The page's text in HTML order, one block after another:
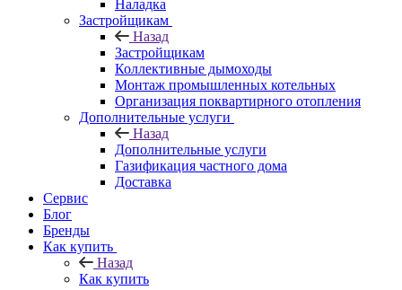
Наладка
Застройщикам
Назад
Застройщикам
Коллективные дымоходы
Монтаж промышленных котельных
Организация поквартирного отопления
Дополнительные услуги
Назад
Дополнительные услуги
Газификация частного дома
Доставка
Сервис
Блог
Бренды
Как купить
Назад
Как купить